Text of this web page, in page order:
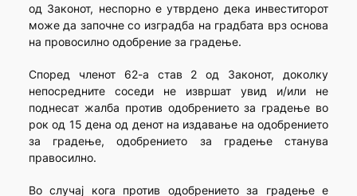
од Законот, неспорно е утврдено дека инвеститорот
може да започне со изградба на градбата врз основа
на провосилно одобрение за градење.
Според членот 62-а став 2 од Законот, доколку
непосредните соседи не извршат увид и/или не
поднесат жалба против одобрението за градење во
рок од 15 дена од денот на издавање на одобрението
за градење, одобрението за градење станува
правосилно.
Во случај кога против одобрението за градење е